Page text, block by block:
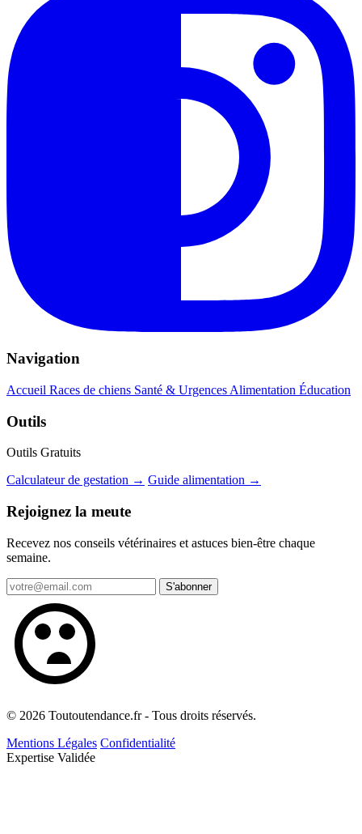
Navigation
Accueil Races de chiens Santé & Urgences Alimentation Éducation
Outils
Outils Gratuits
Calculateur de gestation → Guide alimentation →
Rejoignez la meute
Recevez nos conseils vétérinaires et astuces bien-être chaque
semaine.
S'abonner
© 2026 Toutoutendance.fr - Tous droits réservés.
Mentions Légales Confidentialité
Expertise Validée